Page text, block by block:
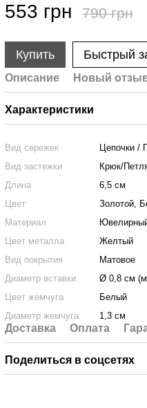
553 грн 790 грн
Купить Быстрый
Описание Новый
Характеристики
Вид сережек
Цепочки /
Вид застежки
Крюк/
Длина
6,5 см
Цвет
Золотой,
Материал
Цвет металла
Желтый
Вид покрытия
Матовое
Диаметр вставки
Ø 0,8 см
Цвет жемчуга
Белый
Диаметр жемчуга
1,3 см
Доставка Оплата
Поделиться в соцсетях